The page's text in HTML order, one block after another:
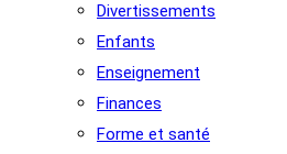
Divertissements
Enfants
Enseignement
Finances
Forme et santé